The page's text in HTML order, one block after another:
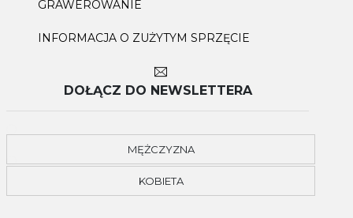
GRAWEROWANIE
INFORMACJA O ZUŻYTYM SPRZĘCIE
DOŁĄCZ DO NEWSLETTERA
MĘŻCZYZNA
KOBIETA